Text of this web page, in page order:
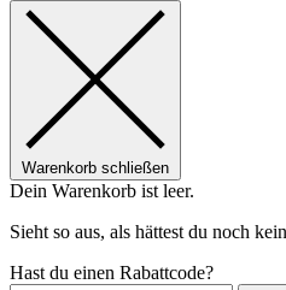
Warenkorb schließen
Dein Warenkorb ist leer.
Sieht so aus, als hättest du noch
Hast du einen Rabattcode?